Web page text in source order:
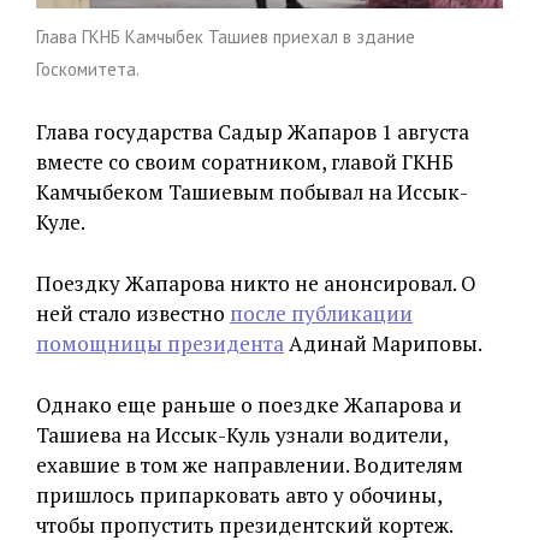
Глава ГКНБ Камчыбек Ташиев приехал в здание
Госкомитета.
Глава государства Садыр Жапаров 1 августа
вместе со своим соратником, главой ГКНБ
Камчыбеком Ташиевым побывал на Иссык-
Куле.
Поездку Жапарова никто не анонсировал. О
ней стало известно после публикации
помощницы президентаАдинай Мариповы.
Однако еще раньше о поездке Жапарова и
Ташиева на Иссык-Куль узнали водители,
ехавшие в том же направлении. Водителям
пришлось припарковать авто у обочины,
чтобы пропустить президентский кортеж.